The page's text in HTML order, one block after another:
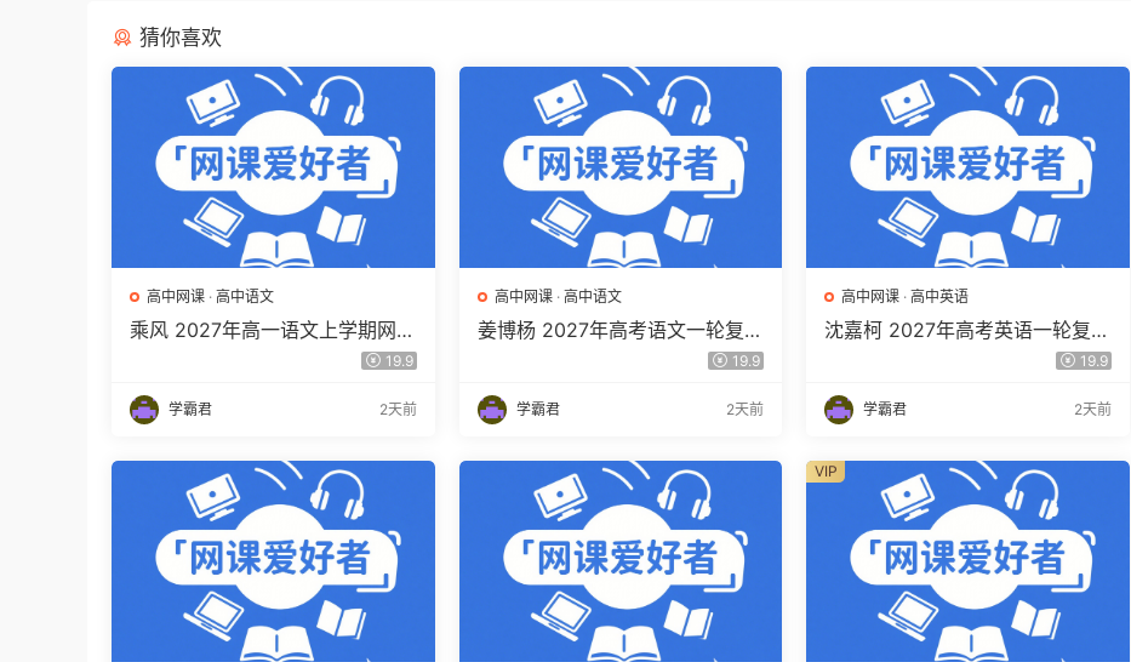
猜你喜欢
高中网课 · 高中语文
乘风 2027年高一语文上学期网课
教程 高一语文 暑假班视频教程19.9
学霸君 2天前
高中网课· 高中语文
姜博杨 2027年高考语文一轮复习
网课教程 高三语文 上学期暑假班
19.9
学霸君 2天前
高中网课 ·高中英语
沈嘉柯 2027年高考英语一轮复习
网课教程 高三英语 上学期暑假班
19.9
学霸君 2天前
VIP